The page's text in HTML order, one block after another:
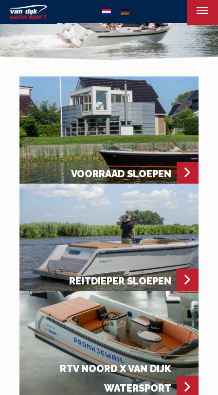
van Dijk Watersport - Uw leven op het
VOORRAAD SLOEPEN
REITDIEPER SLOEPEN
RTV NOORD X VAN DIJK
WATERSPORT